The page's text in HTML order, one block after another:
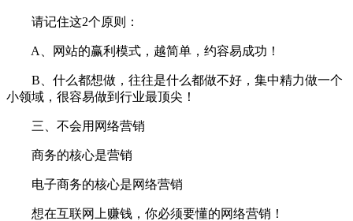
请记住这2个原则：
A、网站的赢利模式，越简单，约容易成功！
B、什么都想做，往往是什么都做不好，集中精力做一个
小领域，很容易做到行业最顶尖！
三、不会用网络营销
商务的核心是营销
电子商务的核心是网络营销
想在互联网上赚钱，你必须要懂的网络营销！